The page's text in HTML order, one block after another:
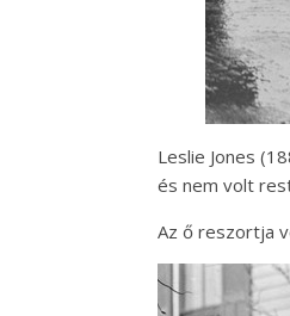
Leslie Jones
és nem volt
Az ő reszortja